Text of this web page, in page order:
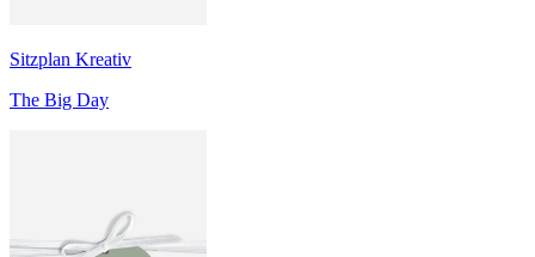
Sitzplan Kreativ
The Big Day